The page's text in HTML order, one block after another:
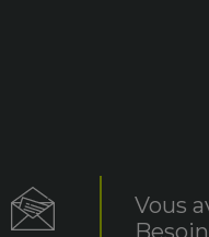
Vous